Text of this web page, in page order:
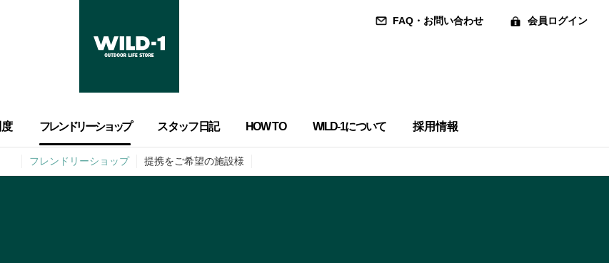
FAQ・お問い合わせ 会員ログイン
フレンドリーショップ スタッフ日記 HOW TO WILD-1について 採用情報
フレンドリーショップ 提携をご希望の施設様